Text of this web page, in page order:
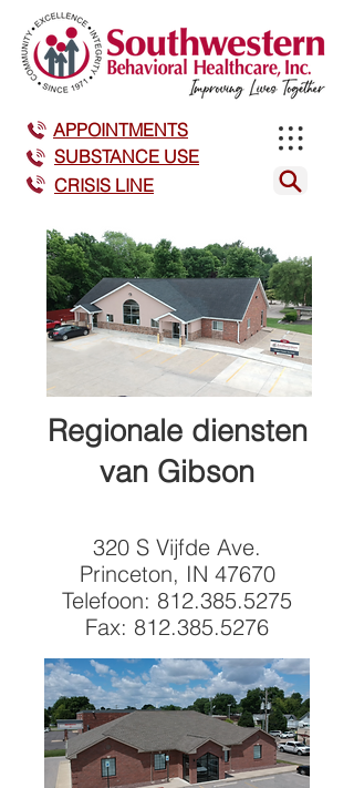
APPOINTMENTS
SUBSTANCE USE
CRISIS LINE
Regionale diensten
van Gibson
320 S Vijfde Ave.
Princeton, IN 47670
Telefoon: 812.385.5275
Fax: 812.385.5276